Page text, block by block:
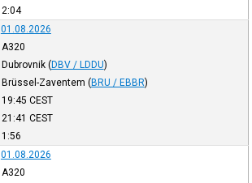
2:04
01.08.2026
A320
Dubrovnik (DBV / LDDU)
Brüssel-Zaventem (BRU / EBBR)
19:45 CEST
21:41 CEST
1:56
01.08.2026
A320